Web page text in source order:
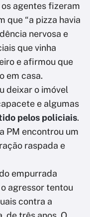
agentes fizeram
que “a pizza havia
nervosa e
que vinha
e afirmou que
em casa.
deixar o imóvel
e algumas
pelos policiais.
PM encontrou um
raspada e
empurrada
agressor tentou
contra a